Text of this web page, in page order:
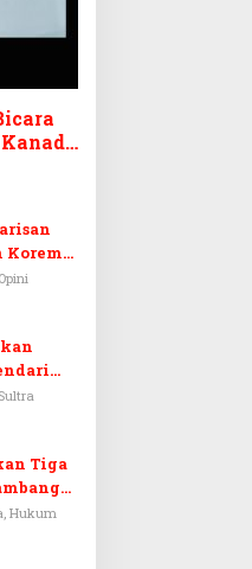
Korem
Miliar
Tiga
Hukum